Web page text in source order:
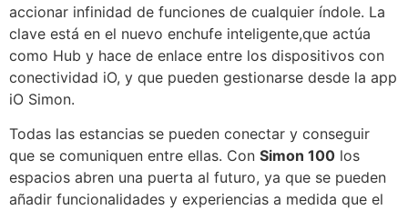
accionar infinidad de funciones de cualquier índole. La
clave está en el nuevo enchufe inteligente,que actúa
como Hub y hace de enlace entre los dispositivos con
conectividad iO, y que pueden gestionarse desde la app
iO Simon.
Todas las estancias se pueden conectar y conseguir
que se comuniquen entre ellas. Con Simon 100 los
espacios abren una puerta al futuro, ya que se pueden
añadir funcionalidades y experiencias a medida que el